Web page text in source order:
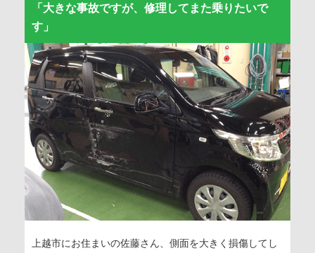
「大きな事故ですが、修理してまた乗りたいで
す」
上越市にお住まいの佐藤さん、側面を大きく損傷してし